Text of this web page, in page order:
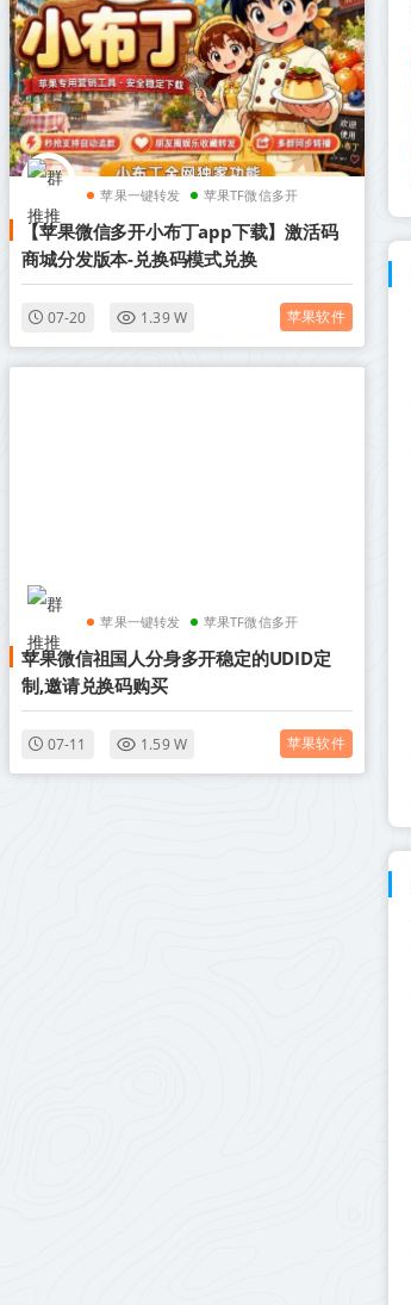
苹果一键转发 苹果TF微信多开
【苹果微信多开小布丁app下载】激活码
商城分发版本-兑换码模式兑换
07-20 1.39 W 苹果软件
苹果一键转发 苹果TF微信多开
苹果微信祖国人分身多开稳定的UDID定
制,邀请兑换码购买
07-11 1.59 W 苹果软件